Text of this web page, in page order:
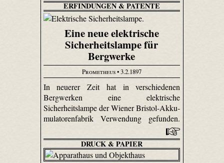
ERFINDUNGEN & PATENTE
Eine neue elektrische
Sicherheitslampe für
Bergwerke
Prometheus• 3.2.1897
In neuerer Zeit hat in verschiedenen
Bergwerken eine elektrische
Sicherheitslampe der Wiener Bristol-Akku­
mulatoren­fabrik Verwendung gefunden.
DRUCK & PAPIER